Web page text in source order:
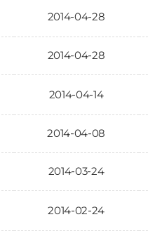
2014-04-28
2014-04-28
2014-04-14
2014-04-08
2014-03-24
2014-02-24